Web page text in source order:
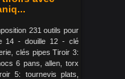
231 outils pour
14 - douille 12 - clé
clés pipes Tiroir 3:
6 pans, allen, torx
5: tournevis plats,